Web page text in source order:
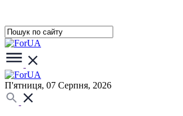
П'ятниця, 07 Серпня, 2026